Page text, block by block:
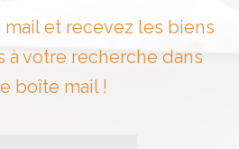
et recevez les biens
à votre recherche dans
boîte mail !